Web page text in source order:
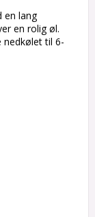
en lang
en rolig øl.
nedkølet til 6-